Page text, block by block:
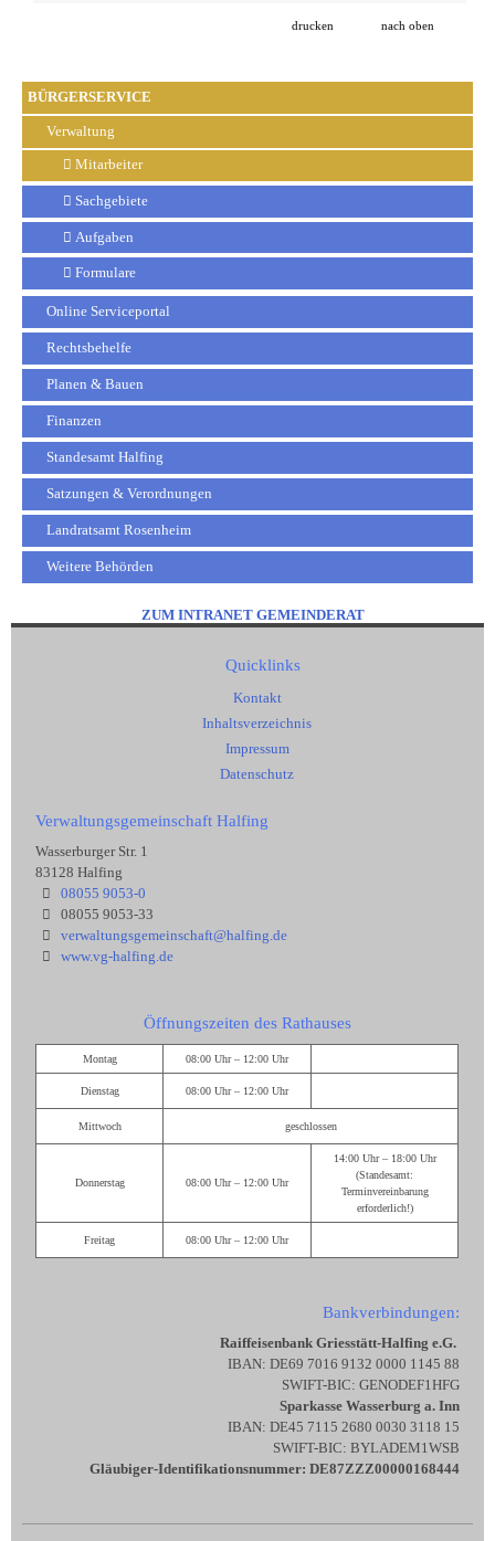
BÜRGERSERVICE
Verwaltung
Mitarbeiter
Sachgebiete
Aufgaben
Formulare
Online Serviceportal
Rechtsbehelfe
Planen & Bauen
Finanzen
Standesamt Halfing
Satzungen & Verordnungen
Landratsamt Rosenheim
Weitere Behörden
drucken nach oben
ZUM INTRANET GEMEINDERAT
Quicklinks
Kontakt
Inhaltsverzeichnis
Impressum
Datenschutz
Verwaltungsgemeinschaft Halfing
Wasserburger Str. 1
83128 Halfing
08055 9053-0
08055 9053-33
verwaltungsgemeinschaft@halfing.de
www.vg-halfing.de
Öffnungszeiten des Rathauses
Montag 08:00 Uhr – 12:00 Uhr
Dienstag 08:00 Uhr – 12:00 Uhr
Mittwoch geschlossen
Donnerstag 08:00 Uhr – 12:00 Uhr
14:00 Uhr – 18:00 Uhr
(Standesamt:
Terminvereinbarung
erforderlich!)
Freitag 08:00 Uhr – 12:00 Uhr
Bankverbindungen:
Raiffeisenbank Griesstätt-Halfing e.G.
IBAN: DE69 7016 9132 0000 1145 88
SWIFT-BIC: GENODEF1HFG
Sparkasse Wasserburg a. Inn
IBAN: DE45 7115 2680 0030 3118 15
SWIFT-BIC: BYLADEM1WSB
Gläubiger-Identifikationsnummer: DE87ZZZ00000168444